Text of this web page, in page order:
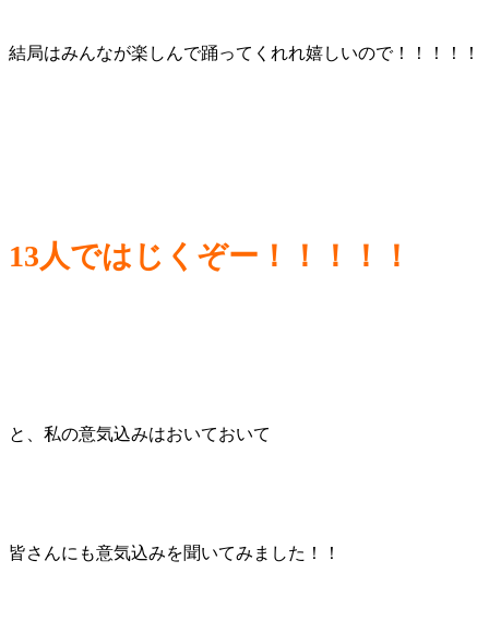
結局はみんなが楽しんで踊ってくれれ嬉しいので！！！！！
13人ではじくぞー！！！！！
と、私の意気込みはおいておいて
皆さんにも意気込みを聞いてみました！！